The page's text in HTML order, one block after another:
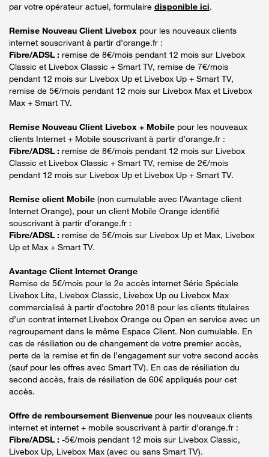
par votre opérateur actuel, formulaire disponible ici.
Remise Nouveau Client Livebox pour les nouveaux clients
internet souscrivant à partir d’orange.fr :
Fibre/ADSL : remise de 8€/mois pendant 12 mois sur Livebox
Classic et Livebox Classic + Smart TV, remise de 7€/mois
pendant 12 mois sur Livebox Up et Livebox Up + Smart TV,
remise de 5€/mois pendant 12 mois sur Livebox Max et Livebox
Max + Smart TV.
Remise Nouveau Client Livebox + Mobile pour les nouveaux
clients Internet + Mobile souscrivant à partir d’orange.fr :
Fibre/ADSL : remise de 8€/mois pendant 12 mois sur Livebox
Classic et Livebox Classic + Smart TV, remise de 2€/mois
pendant 12 mois sur Livebox Up et Livebox Up + Smart TV.
Remise client Mobile (non cumulable avec l’Avantage client
Internet Orange), pour un client Mobile Orange identifié
souscrivant à partir d’orange.fr :
Fibre/ADSL : remise de 5€/mois sur Livebox Up et Max, Livebox
Up et Max + Smart TV.
Avantage Client Internet Orange
Remise de 5€/mois pour le 2e accès internet Série Spéciale
Livebox Lite, Livebox Classic, Livebox Up ou Livebox Max
commercialisé à partir d’octobre 2018 pour les clients titulaires
d’un contrat internet Livebox Orange ou Open en service avec un
regroupement dans le même Espace Client. Non cumulable. En
cas de résiliation ou de changement de votre premier accès,
perte de la remise et fin de l’engagement sur votre second accès
(sauf pour les offres avec Smart TV). En cas de résiliation du
second accès, frais de résiliation de 60€ appliqués pour cet
accès.
Offre de remboursement Bienvenue pour les nouveaux clients
internet et internet + mobile souscrivant à partir d’orange.fr :
Fibre/ADSL : -5€/mois pendant 12 mois sur Livebox Classic,
Livebox Up, Livebox Max (avec ou sans Smart TV).